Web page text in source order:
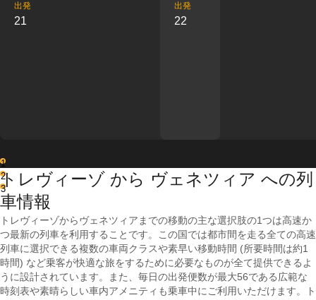
出発
21
出発
22
1
2
3
トレヴィーゾ から ヴェネツィア への列
車情報
トレヴィーゾからヴェネツィアまでの移動の主な選択肢の1つは高速か
つ最新の列車を利用することです。この国では都市間を走る全ての高速
列車に選択できる複数の車両クラスや素早い移動時間 (所要時間は約1
時間) など乗客が快適な旅をするために必要なものが全て提供できるよ
うに設計されています。また、毎日の出発便数が最大56である広範な
時刻表や素晴らしい車内アメニティも乗車中にご利用いただけます。ト